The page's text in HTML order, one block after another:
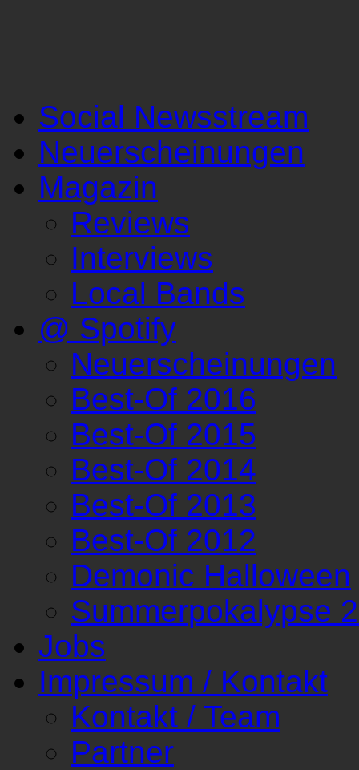
Social Newsstream
Neuerscheinungen
Magazin
Reviews
Interviews
Local Bands
@ Spotify
Neuerscheinungen
Best-Of 2016
Best-Of 2015
Best-Of 2014
Best-Of 2013
Best-Of 2012
Demonic Halloween
Summerpokalypse
Jobs
Impressum / Kontakt
Kontakt / Team
Partner